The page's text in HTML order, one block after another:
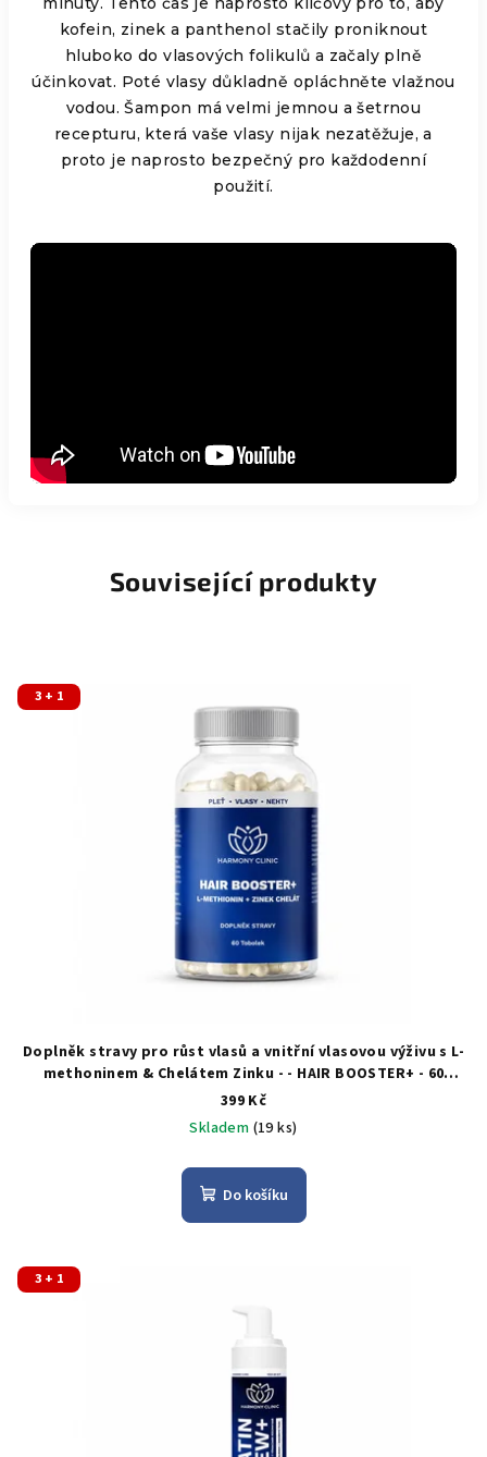
kofein, zinek a panthenol stačily proniknout
hluboko do vlasových folikulů a začaly plně
účinkovat. Poté vlasy důkladně opláchněte vlažnou
vodou. Šampon má velmi jemnou a šetrnou
recepturu, která vaše vlasy nijak nezatěžuje, a
proto je naprosto bezpečný pro každodenní
použití.
Související produkty
3 + 1
Doplněk stravy pro růst vlasů a vnitřní vlasovou výživu s L-
methoninem & Chelátem Zinku - - HAIR BOOSTER+ - 60
Doplněk stravy na vlasy se zinkem a L-
methioninem
399 Kč
Skladem (19 ks)
Do košíku
3 + 1